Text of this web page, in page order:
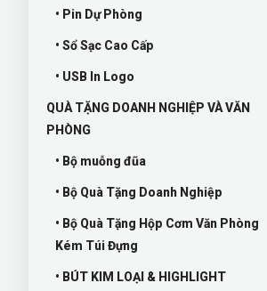
• Pin Dự Phòng
• Sổ Sạc Cao Cấp
• USB In Logo
QUÀ TẶNG DOANH NGHIỆP VÀ VĂN
PHÒNG
• Bộ muỗng đũa
• Bộ Quà Tặng Doanh Nghiệp
• Bộ Quà Tặng Hộp Cơm Văn Phòng
Kém Túi Đựng
• BÚT KIM LOẠI & HIGHLIGHT